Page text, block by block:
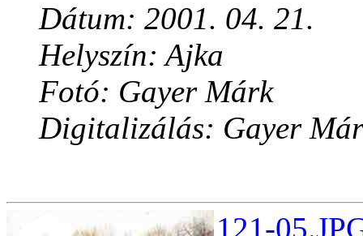
Dátum: 2001. 04. 21.
Helyszín: Ajka
Fotó: Gayer Márk
Digitalizálás: Gayer
121-